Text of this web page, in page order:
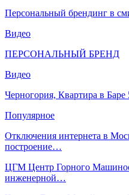
Персональный брендинг в
Видео
ПЕРСОНАЛЬНЫЙ БРЕНД
Видео
Черногория, Квартира в Баре
Популярное
Отключения интернета в
построение…
ЦГМ Центр Горного
инженерной…